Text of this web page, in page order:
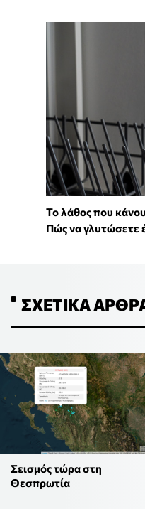
Το λάθος που
Πώς να γλυτώσετε
ΣΧΕΤΙΚΆ
Σεισμός τώρα στη
Θεσπρωτία